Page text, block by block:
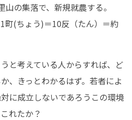
の集落で、新規就農する。
(ちょう)＝10反（たん）＝約
と考えている人からすれば、ど
、きっとわかるはず。若者によ
に成立しないであろうこの環境
れたか？